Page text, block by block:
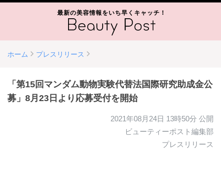
最新の美容情報をいち早くキャッチ！
ホーム プレスリリース
「第15回マンダム動物実験代替法国際研究助成金公
募」8月23日より応募受付を開始
2021年08月24日 13時50分 公開
ビューティーポスト編集部
プレスリリース